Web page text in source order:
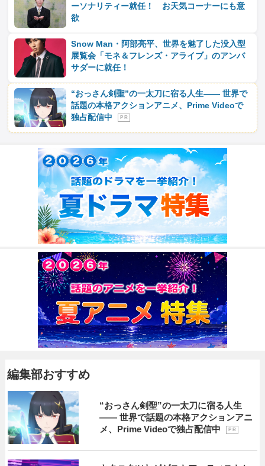
ーソナリティー就任！ お天気コーナーにも意
欲
Snow Man・阿部亮平、世界を魅了した没入型
展覧会「モネ＆フレンズ・アライブ」のアンバ
サダーに就任！
“おっさん剣聖”の一太刀に宿る人生―― 世界で
話題の本格アクションアニメ、Prime Videoで
独占配信中
P R
編集部おすすめ
“おっさん剣聖”の一太刀に宿る人生
―― 世界で話題の本格アクションアニ
メ、Prime Videoで独占配信中
P R